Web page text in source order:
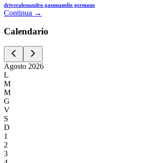
driveralessandro gassmanelio germano
Continua →
Calendario
Agosto 2026
L
M
M
G
V
S
D
1
2
3